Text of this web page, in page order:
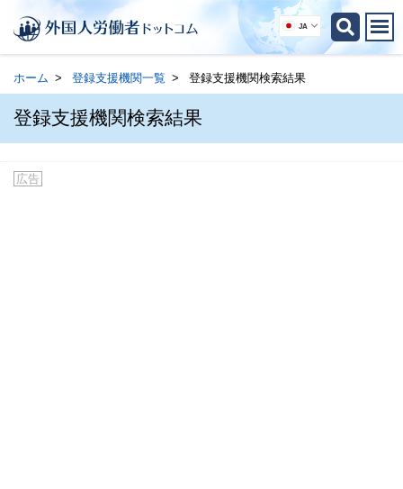
JA
ホーム 登録支援機関一覧 登録支援機関検索結果
登録支援機関検索結果
広告